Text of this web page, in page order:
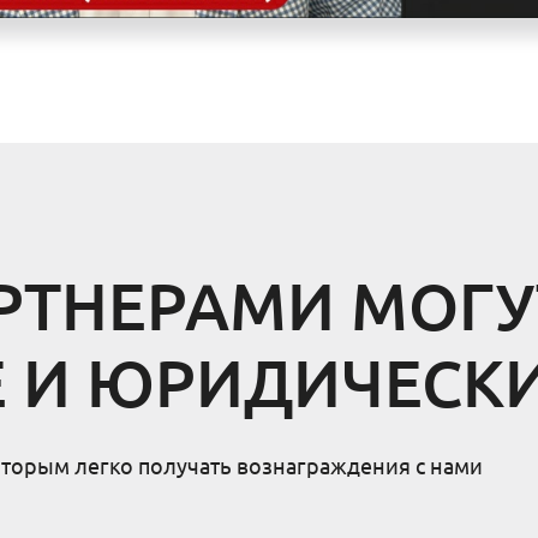
И
легко получать вознаграждения с нами